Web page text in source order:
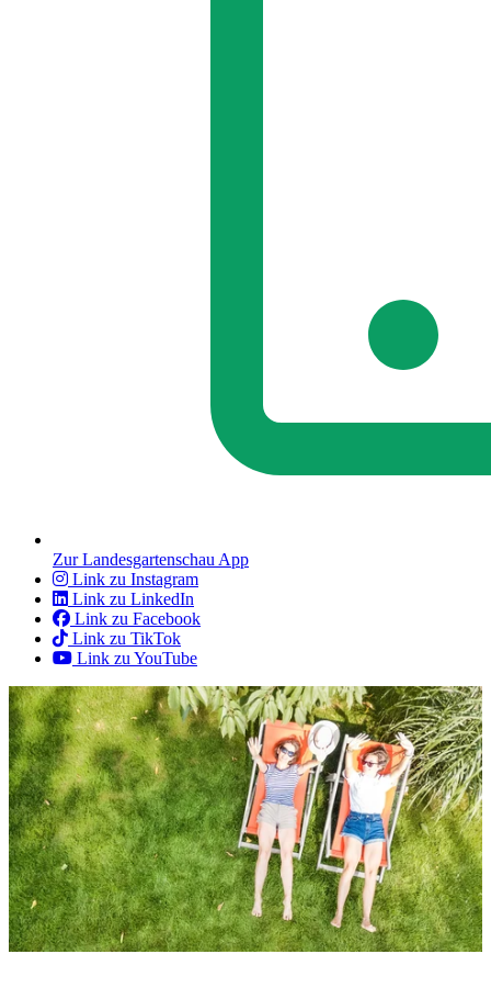
Zur Landesgartenschau App
Link zu Instagram
Link zu LinkedIn
Link zu Facebook
Link zu TikTok
Link zu YouTube